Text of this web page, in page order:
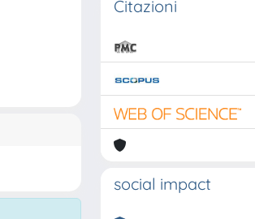
Citazioni
social impact